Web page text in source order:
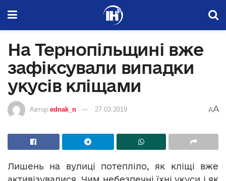
На Тернопільщині вже
зафіксували випадки
укусів кліщами
Автор ednak_n 27.03.2019 AA
Лишень на вулиці потепліло, як кліщі вже